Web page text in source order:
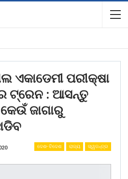
ଏକାଡେମୀ ପରୀକ୍ଷା
ଟ୍ରେନ : ଆସନ୍ତୁ
ଜାଗାରୁ
ଦେଶ- ବିଦେଶ ରାଜ୍ୟ ସ୍ୱତନ୍ତ୍ର